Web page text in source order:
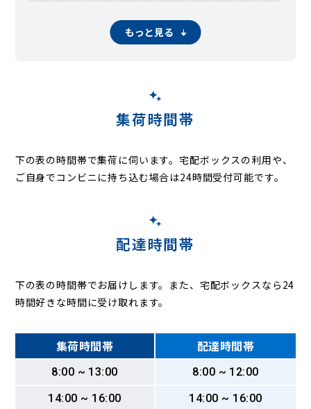
下谷本町 しらとり台
たちばな台田奈町千草台
若草台
もっと見る
集荷時間帯
下の表の時間帯で集荷に伺います。宅配ボックスの利用や、
ご自身でコンビニに持ち込む場合は24時間受付可能です。
配達時間帯
下の表の時間帯でお届けします。また、宅配ボックスなら24
時間好きな時間に受け取れます。
集荷時間帯 配達時間帯
8:00 ~ 13:00
8:00 ~ 12:00
14:00 ~ 16:00
14:00 ~ 16:00